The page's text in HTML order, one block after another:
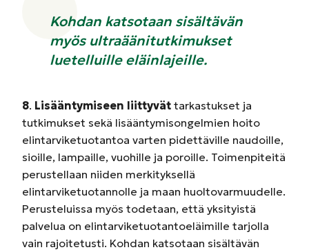
Kohdan katsotaan sisältävän
myös ultraäänitutkimukset
luetelluille eläinlajeille.
8. Lisääntymiseen liittyvät tarkastukset ja
tutkimukset sekä lisääntymisongelmien hoito
elintarviketuotantoa varten pidettäville naudoille,
sioille, lampaille, vuohille ja poroille. Toimenpiteitä
perustellaan niiden merkityksellä
elintarviketuotannolle ja maan huoltovarmuudelle.
Perusteluissa myös todetaan, että yksityistä
palvelua on elintarviketuotantoeläimille tarjolla
vain rajoitetusti. Kohdan katsotaan sisältävän